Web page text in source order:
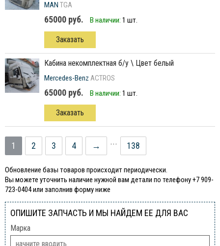
MAN TGA
65000 руб. В наличии: 1 шт.
Заказать
кабина некомплектная б/у \ Цвет белый
Mercedes-Benz ACTROS
65000 руб. В наличии: 1 шт.
Заказать
1 2 3 4 → ... 138
Обновление базы товаров происходит периодически.
Вы можете уточнить наличие нужной вам детали по телефону +7 909-
723-0404 или заполнив форму ниже
ОПИШИТЕ ЗАПЧАСТЬ И МЫ НАЙДЕМ ЕЕ ДЛЯ ВАС
Марка